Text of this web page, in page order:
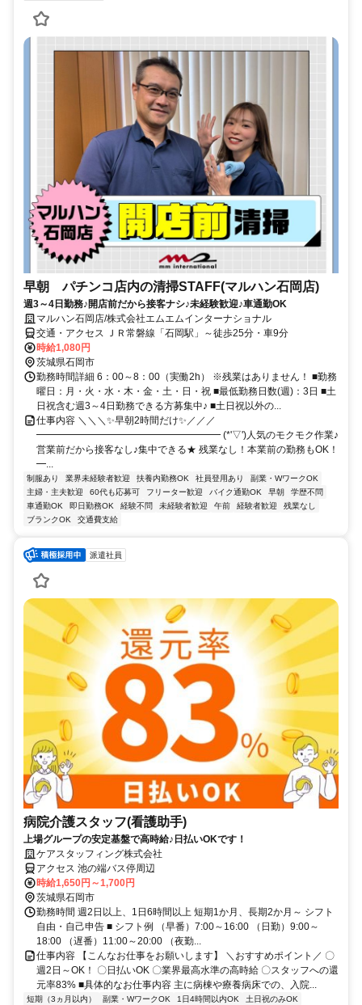
早朝 パチンコ店内の清掃STAFF(マルハン石岡店)
週3～4日勤務♪開店前だから接客ナシ♪未経験歓迎♪車通勤OK
マルハン石岡店/株式会社エムエムインターナショナル
交通・アクセス ＪＲ常磐線「石岡駅」～徒歩25分・車9分
時給1,080円
茨城県石岡市
勤務時間詳細 6：00～8：00（実働2h） ※残業はありません！ ■勤務
曜日：月・火・水・木・金・土・日・祝 ■最低勤務日数(週)：3日 ■土
日祝含む週3～4日勤務できる方募集中♪ ■土日祝以外の...
仕事内容 ＼＼＼✨早朝2時間だけ✨／／／
━━━━━━━━━━━━━━━━━━━ (*'▽')人気のモクモク作業♪
営業前だから接客なし♪集中できる★ 残業なし！本業前の勤務もOK！
━...
制服あり 業界未経験者歓迎 扶養内勤務OK 社員登用あり
副業・WワークOK
主婦・主夫歓迎
60代も応募可 フリーター歓迎 バイク通勤OK 早朝
学歴不問
車通勤OK
即日勤務OK 経験不問 未経験者歓迎 午前 経験者歓迎
残業なし
ブランクOK
交通費支給
派遣社員
病院介護スタッフ(看護助手)
上場グループの安定基盤で高時給♪日払いOKです！
ケアスタッフィング株式会社
アクセス 池の端バス停周辺
時給1,650円～1,700円
茨城県石岡市
勤務時間 週2日以上、1日6時間以上 短期1か月、長期2か月～ シフト
自由・自己申告 ■ シフト例 （早番）7:00～16:00 （日勤）9:00～
18:00 （遅番）11:00～20:00 （夜勤...
仕事内容 【こんなお仕事をお願いします】 ＼おすすめポイント／ 〇
週2日～OK！ 〇日払いOK 〇業界最高水準の高時給 〇スタッフへの還
元率83% ■具体的なお仕事内容 主に病棟や療養病床での、入院...
短期（3ヵ月以内） 副業・WワークOK 1日4時間以内OK
土日祝のみOK